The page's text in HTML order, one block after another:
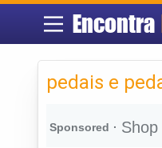
Encontra
pedais e